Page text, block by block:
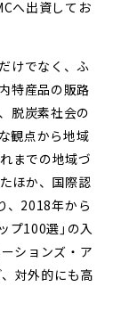
へ出資してお
けでなく、ふ
特産品の販路
脱炭素社会の
観点から地域
までの地域づ
ほか、国際認
、2018年から
プ100選」の入
ションズ・ア
対外的にも高